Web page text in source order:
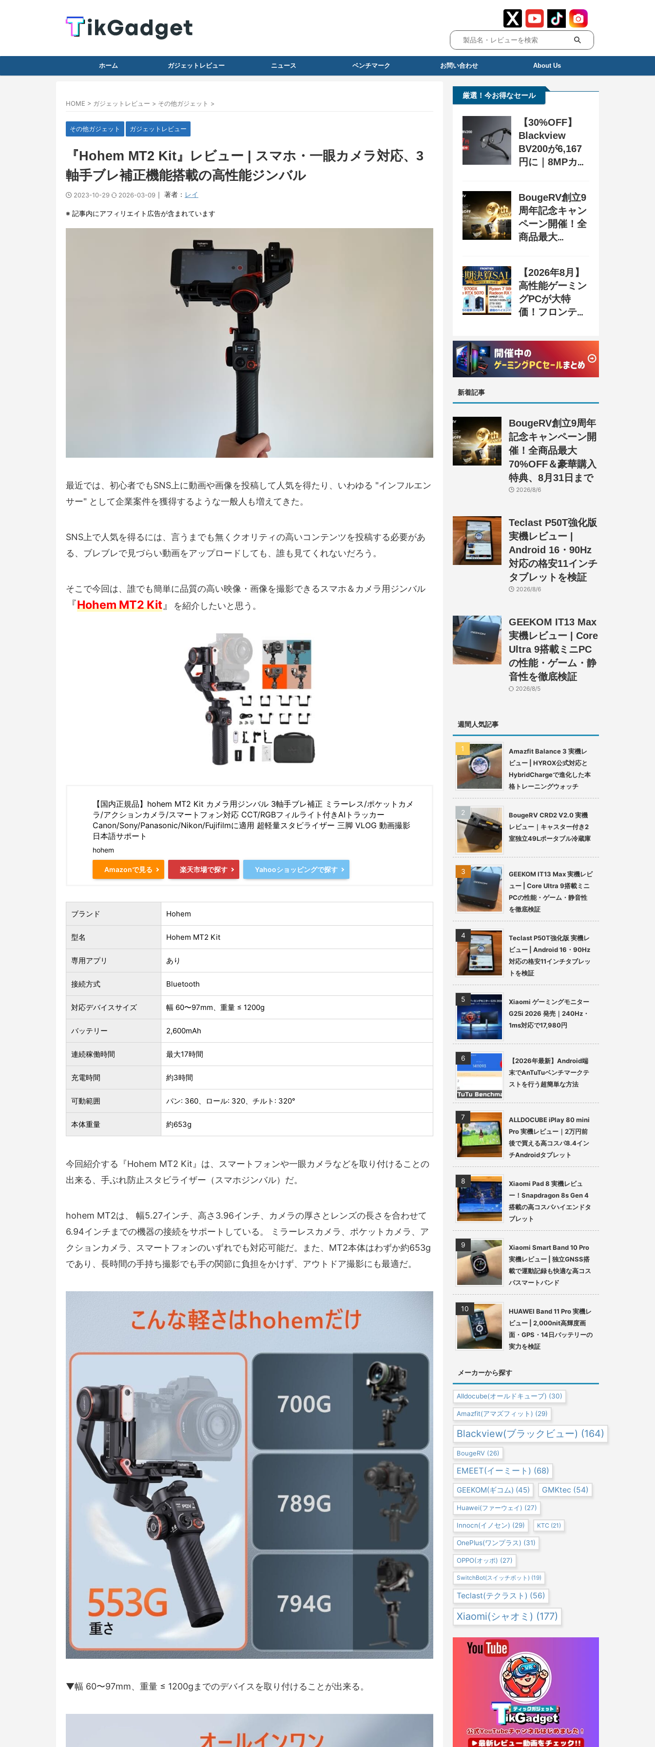
ホーム ガジェットレビュー ニュース ベンチマーク お問い合わせ About Us
HOME > ガジェットレビュー > その他ガジェット >
その他ガジェット ガジェットレビュー
『Hohem MT2 Kit』レビュー | スマホ・一眼カメラ対応、3
軸手ブレ補正機能搭載の高性能ジンバル
2023-10-29 2026-03-09 ｜ 著者： レイ
※ 記事内にアフィリエイト広告が含まれています
最近では、初心者でもSNS上に動画や画像を投稿して人気を得たり、いわゆる "インフルエン
サー" として企業案件を獲得するような一般人も増えてきた。
SNS上で人気を得るには、言うまでも無くクオリティの高いコンテンツを投稿する必要があ
る、ブレブレで見づらい動画をアップロードしても、誰も見てくれないだろう。
そこで今回は、誰でも簡単に品質の高い映像・画像を撮影できるスマホ＆カメラ用ジンバル
『Hohem MT2 Kit』 を紹介したいと思う。
【国内正規品】hohem MT2 Kit カメラ用ジンバル 3軸手ブレ補正 ミラーレス/ポケットカメ
ラ/アクションカメラ/スマートフォン対応 CCT/RGBフィルライト付きAIトラッカー
Canon/Sony/Panasonic/Nikon/Fujifilmに適用 超軽量スタビライザー 三脚 VLOG 動画撮影
日本語サポート
hohem
Amazonで見る 楽天市場で探す Yahooショッピングで探す
ブランド Hohem
型名 Hohem MT2 Kit
専用アプリ あり
接続方式 Bluetooth
対応デバイスサイズ 幅 60〜97mm、重量 ≤ 1200g
バッテリー 2,600mAh
連続稼働時間 最大17時間
充電時間 約3時間
可動範囲 パン: 360、ロール: 320、チルト: 320°
本体重量 約653g
今回紹介する『Hohem MT2 Kit』は、スマートフォンや一眼カメラなどを取り付けることの
出来る、手ぶれ防止スタビライザー（スマホジンバル）だ。
hohem MT2は、 幅5.27インチ、高さ3.96インチ、カメラの厚さとレンズの長さを合わせて
6.94インチまでの機器の接続をサポートしている。 ミラーレスカメラ、ポケットカメラ、ア
クションカメラ、スマートフォンのいずれでも対応可能だ。また、MT2本体はわずか約653g
であり、長時間の手持ち撮影でも手の関節に負担をかけず、アウトドア撮影にも最適だ。
▼幅 60〜97mm、重量 ≤ 1200gまでのデバイスを取り付けることが出来る。
厳選！今お得なセール
【30%OFF】
Blackview
BV200が6,167
円に｜8MPカメ
ン配布中
BougeRV創立9
周年記念キャン
ペーン開催！全
商品最大
31日まで
【2026年8月】
高性能ゲーミン
グPCが大特
価！フロンティ
SALE』開催、
セール情報まと
め
新着記事
BougeRV創立9周年
記念キャンペーン開
催！全商品最大
70%OFF＆豪華購入
特典、8月31日まで
2026/8/6
Teclast P50T強化版
実機レビュー |
Android 16・90Hz
対応の格安11インチ
タブレットを検証
2026/8/6
GEEKOM IT13 Max
実機レビュー | Core
Ultra 9搭載ミニPC
の性能・ゲーム・静
音性を徹底検証
2026/8/5
週間人気記事
Amazfit Balance 3 実機レ
ビュー | HYROX公式対応と
HybridChargeで進化した本
格トレーニングウォッチ
BougeRV CRD2 V2.0 実機
レビュー｜キャスター付き2
室独立49Lポータブル冷蔵庫
GEEKOM IT13 Max 実機レビ
ュー | Core Ultra 9搭載ミニ
PCの性能・ゲーム・静音性
を徹底検証
Teclast P50T強化版 実機レ
ビュー | Android 16・90Hz
対応の格安11インチタブレッ
トを検証
Xiaomi ゲーミングモニター
G25i 2026 発売｜240Hz・
1ms対応で17,980円
【2026年最新】Android端
末でAnTuTuベンチマークテ
ストを行う超簡単な方法
ALLDOCUBE iPlay 80 mini
Pro 実機レビュー｜2万円前
後で買える高コスパ8.4イン
チAndroidタブレット
Xiaomi Pad 8 実機レビュ
ー！Snapdragon 8s Gen 4
搭載の高コスパハイエンドタ
ブレット
Xiaomi Smart Band 10 Pro
実機レビュー | 独立GNSS搭
載で運動記録も快適な高コス
パスマートバンド
HUAWEI Band 11 Pro 実機レ
ビュー | 2,000nit高輝度画
面・GPS・14日バッテリーの
実力を検証
メーカーから探す
Alldocube(オールドキューブ) (30)
Amazfit(アマズフィット) (29)
Blackview(ブラックビュー) (164)
BougeRV (26)
EMEET(イーミート) (68)
GEEKOM(ギコム) (45) GMKtec (54)
Huawei(ファーウェイ) (27)
Innocn(イノセン) (29) KTC (21)
OnePlus(ワンプラス) (31)
OPPO(オッポ) (27)
SwitchBot(スイッチボット) (19)
Teclast(テクラスト) (56)
Xiaomi(シャオミ) (177)